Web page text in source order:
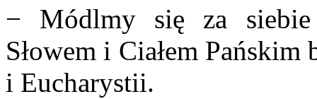
− Módlmy się za siebie
Słowem i Ciałem
i Eucharystii.